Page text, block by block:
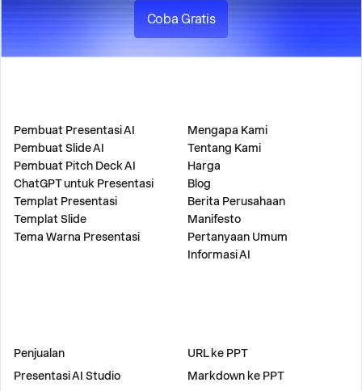
Coba Gratis
Pembuat Presentasi AI
Pembuat Slide AI
Pembuat Pitch Deck AI
ChatGPT untuk Presentasi
Templat Presentasi
Templat Slide
Tema Warna Presentasi
Mengapa Kami
Tentang Kami
Harga
Blog
Berita Perusahaan
Manifesto
Pertanyaan Umum
Informasi AI
Penjualan
Presentasi AI Studio
URL ke PPT
Markdown ke PPT